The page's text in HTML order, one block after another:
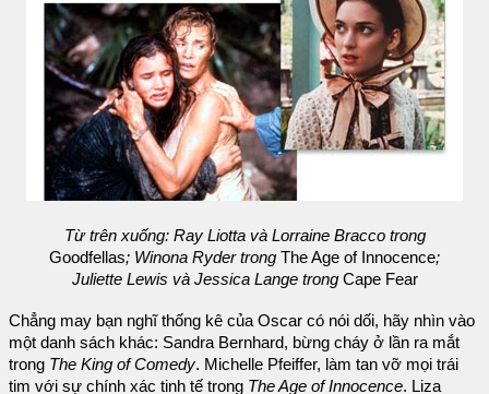
Từ trên xuống: Ray Liotta và Lorraine Bracco trong
Goodfellas; Winona Ryder trong The Age of Innocence;
Juliette Lewis và Jessica Lange trong Cape Fear
Chẳng may bạn nghĩ thống kê của Oscar có nói dối, hãy nhìn vào
một danh sách khác: Sandra Bernhard, bừng cháy ở lần ra mắt
trong The King of Comedy. Michelle Pfeiffer, làm tan vỡ mọi trái
tim với sự chính xác tinh tế trong The Age of Innocence. Liza